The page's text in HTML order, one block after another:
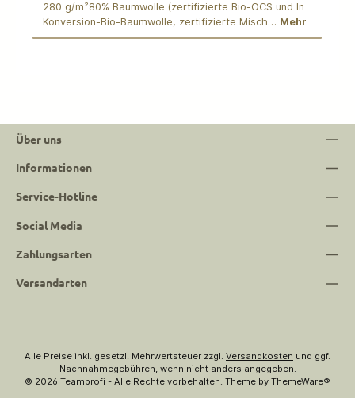
280 g/m²80% Baumwolle (zertifizierte Bio-OCS und In
Konversion-Bio-Baumwolle, zertifizierte Misch… Mehr
Über uns
Informationen
Service-Hotline
Social Media
Zahlungsarten
Versandarten
Alle Preise inkl. gesetzl. Mehrwertsteuer zzgl. Versandkosten und ggf.
Nachnahmegebühren, wenn nicht anders angegeben.
© 2026 Teamprofi - Alle Rechte vorbehalten. Theme by ThemeWare®